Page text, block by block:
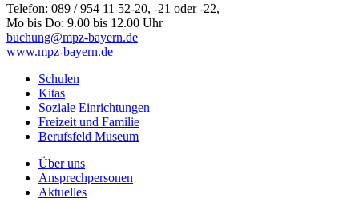
Telefon: 089 / 954 11 52-20, -21 oder -22,
Mo bis Do: 9.00 bis 12.00 Uhr
buchung@mpz-bayern.de
www.mpz-bayern.de
Schulen
Kitas
Soziale Einrichtungen
Freizeit und Familie
Berufsfeld Museum
Über uns
Ansprechpersonen
Aktuelles